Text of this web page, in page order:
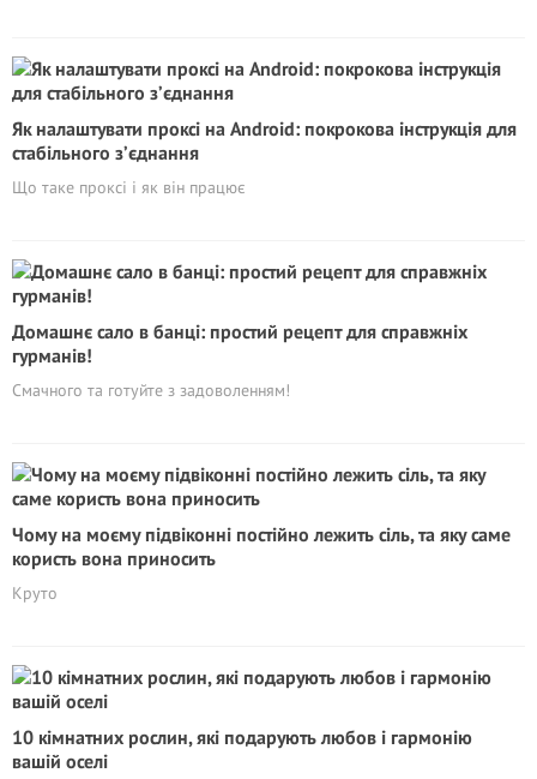
Як налаштувати проксі на Android: покрокова інструкція для
стабільного з’єднання
Що таке проксі і як він працює
Домашнє сало в банці: простий рецепт для справжніх
гурманів!
Смачного та готуйте з задоволенням!
Чому на моєму підвіконні постійно лежить сіль, та яку саме
користь вона приносить
Круто
10 кімнатних рослин, які подарують любов і гармонію
вашій оселі